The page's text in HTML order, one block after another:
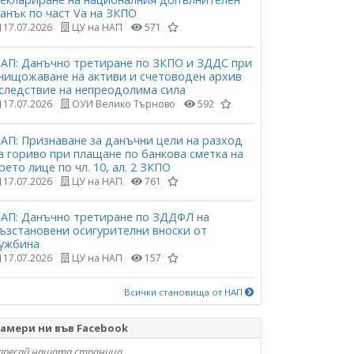
по част Vа на ЗКПО
17.07.2026 ЦУ на НАП 571
Данъчно третиране по ЗКПО и ЗДДС при
на активи и счетоводен архив
на непреодолима сила
17.07.2026 ОУИ Велико Търново 592
Признаване за данъчни цели на разход
гориво при плащане по банкова сметка на
лице по чл. 10, ал. 2 ЗКПО
17.07.2026 ЦУ на НАП 761
Данъчно третиране по ЗДДФЛ на
осигурителни вноски от
17.07.2026 ЦУ на НАП 157
Всички становища от НАП
ни във Facebook